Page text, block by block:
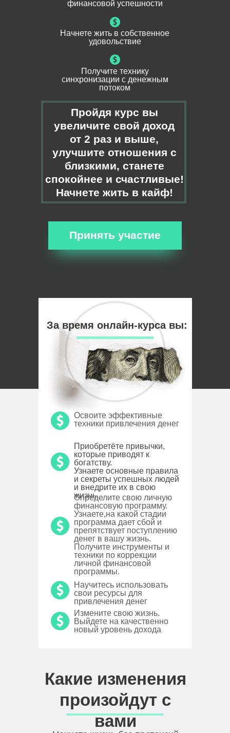
финансовой успешности
Получите технику
синхронизации с денежным
потоком
Начнете жить в собственное
удовольствие
Принять участие
Пройдя курс вы
увеличите свой доход
от 2 раз и выше,
улучшите отношения с
близкими, станете
спокойнее и счастливые!
Начнете жить в кайф!
За время онлайн-курса вы:
Освоите эффективные
техники привлечения денег
Приобретёте привычки,
которые приводят к
богатству.
Узнаете основные правила
и секреты успешных людей
и внедрите их в свою
жизнь.
Определите свою личную
финансовую программу.
Узнаете,на какой стадии
программа дает сбой и
препятствует поступлению
денег в вашу жизнь.
Получите инструменты и
техники по коррекции
личной финансовой
программы.
Научитесь использовать
свои ресурсы для
привлечения денег
Измените свою жизнь.
Выйдете на качественно
новый уровень дохода
Какие изменения
произойдут с
вами